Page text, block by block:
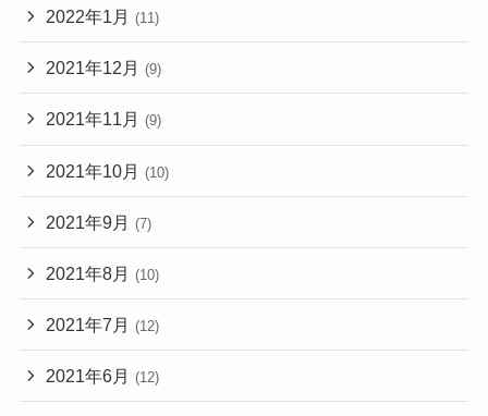
2022年1月 (11)
2021年12月 (9)
2021年11月 (9)
2021年10月 (10)
2021年9月 (7)
2021年8月 (10)
2021年7月 (12)
2021年6月 (12)